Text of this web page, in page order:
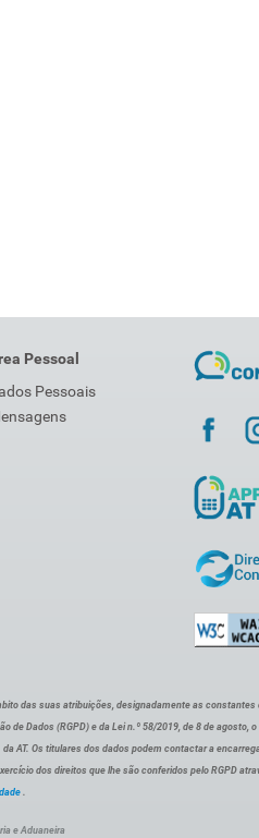
Pessoal
Pessoais
das suas atribuições, designadamente as constantes
de Dados (RGPD) e da Lei n.º 58/2019, de 8 de agosto,
da AT. Os titulares dos dados podem contactar a
dos direitos que lhe são conferidos pelo RGPD
.
e Aduaneira